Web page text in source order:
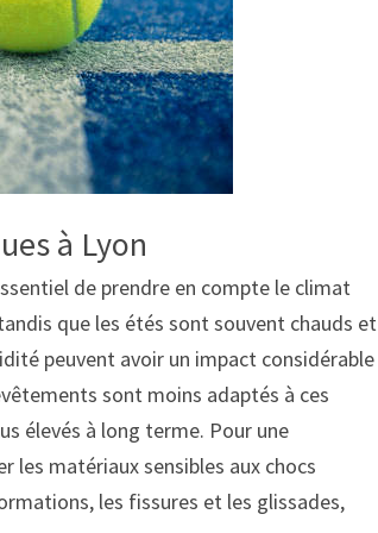
à Lyon
de prendre en compte le climat
que les étés sont souvent chauds et
peuvent avoir un impact considérable
sont moins adaptés à ces
élevés à long terme. Pour une
les matériaux sensibles aux chocs
les fissures et les glissades,